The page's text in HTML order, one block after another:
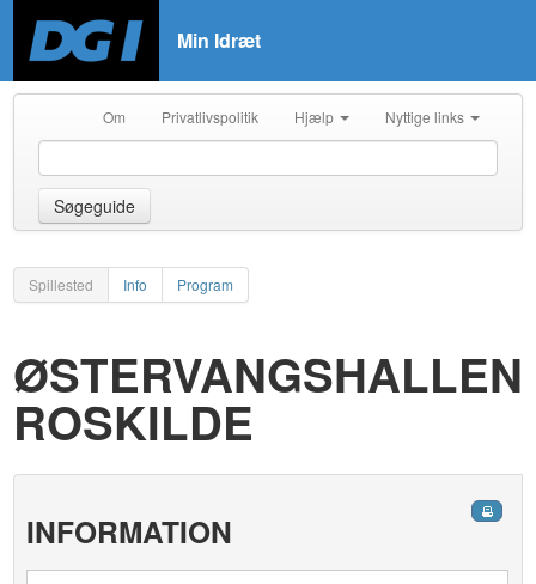
Min Idræt
Om Privatlivspolitik Hjælp Nyttige links
Søgeguide
Spillested Info Program
ØSTERVANGSHALLEN
ROSKILDE
INFORMATION